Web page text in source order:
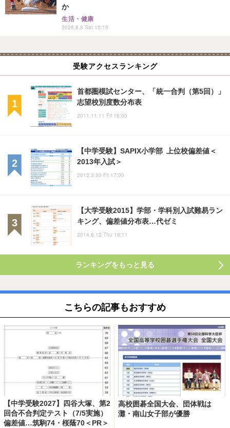
か
生活・健康
2026.8.8 Sat 15:15
受験アクセスランキング
首都圏模試センター、「統一合判（第5回）」
志望校別度数分布表
2011.11.11 Fri 16:00
【中学受験】SAPIX小学部 上位校偏差値＜
2013年入試＞
2012.3.30 Fri 17:00
【大学受験2015】学部・学科別入試難易ラン
キング、偏差値分布表…代ゼミ
2014.6.12 Thu 18:11
ランキングをもっと見る
こちらの記事もおすすめ
【中学受験2027】四谷大塚、第2
回合不合判定テスト（7/5実施）
偏差値…筑駒74・桜蔭70＜PR＞
高校囲碁全国大会、団体戦は
灘・南山女子部が優勝